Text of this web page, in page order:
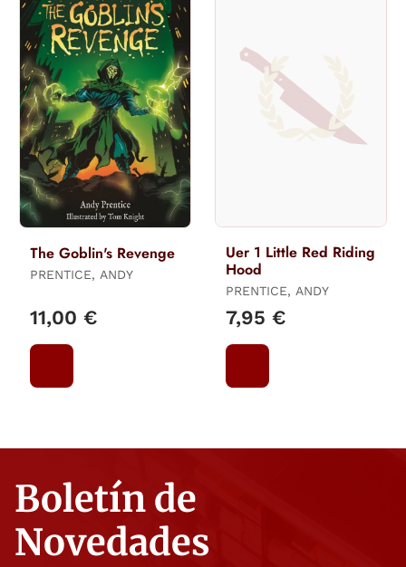
The Goblin's Revenge
PRENTICE, ANDY
11,00 €
Uer 1 Little Red Riding
Hood
PRENTICE, ANDY
7,95 €
Boletín de
Novedades